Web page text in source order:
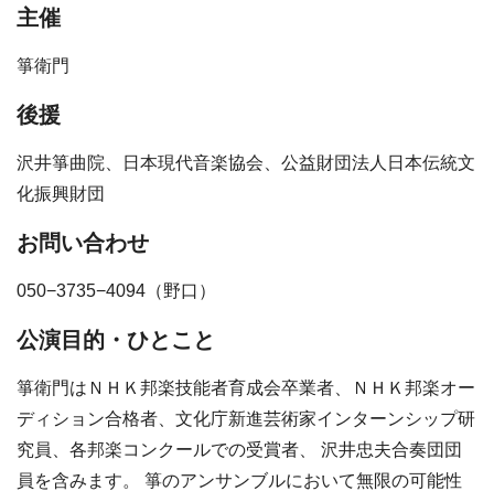
主催
箏衛門
後援
沢井箏曲院、日本現代音楽協会、公益財団法人日本伝統文
化振興財団
お問い合わせ
050−3735−4094（野口）
公演目的・ひとこと
箏衛門はＮＨＫ邦楽技能者育成会卒業者、ＮＨＫ邦楽オー
ディション合格者、文化庁新進芸術家インターンシップ研
究員、各邦楽コンクールでの受賞者、 沢井忠夫合奏団団
員を含みます。 箏のアンサンブルにおいて無限の可能性